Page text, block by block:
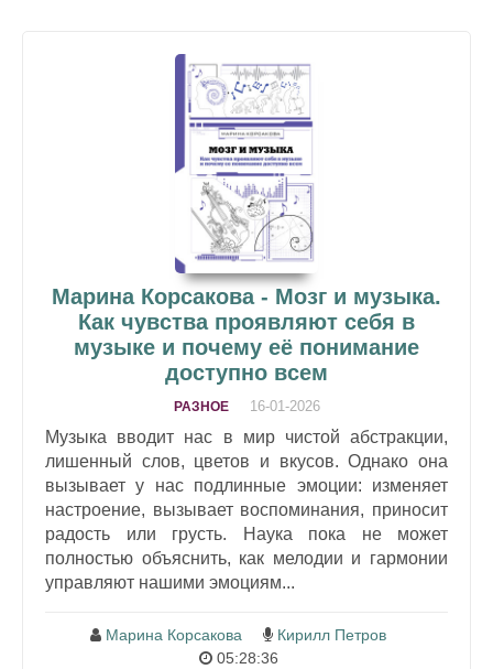
Марина Корсакова - Мозг и музыка.
Как чувства проявляют себя в
музыке и почему её понимание
доступно всем
РАЗНОЕ 16-01-2026
Музыка вводит нас в мир чистой абстракции,
лишенный слов, цветов и вкусов. Однако она
вызывает у нас подлинные эмоции: изменяет
настроение, вызывает воспоминания, приносит
радость или грусть. Наука пока не может
полностью объяснить, как мелодии и гармонии
управляют нашими эмоциям...
Марина Корсакова
Кирилл Петров
05:28:36